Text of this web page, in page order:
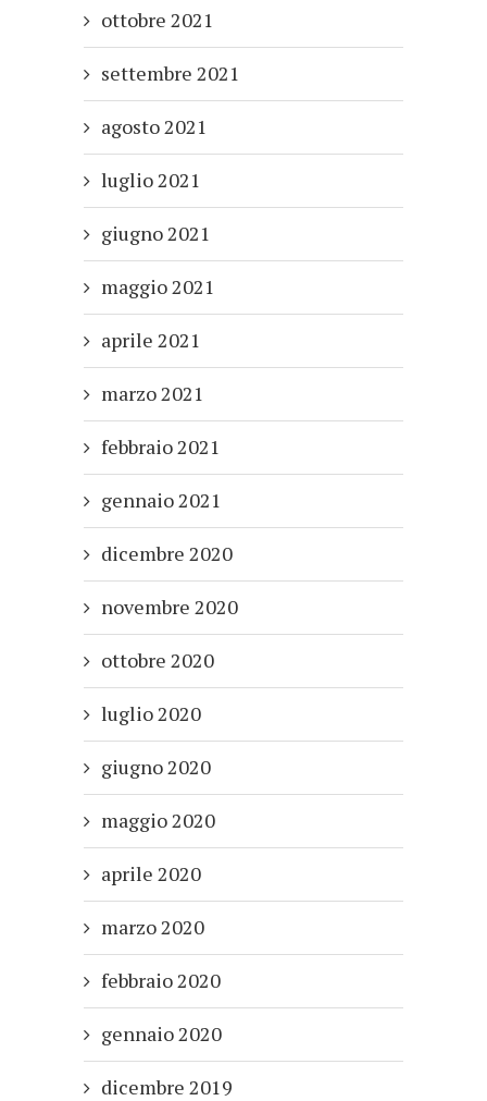
ottobre 2021
settembre 2021
agosto 2021
luglio 2021
giugno 2021
maggio 2021
aprile 2021
marzo 2021
febbraio 2021
gennaio 2021
dicembre 2020
novembre 2020
ottobre 2020
luglio 2020
giugno 2020
maggio 2020
aprile 2020
marzo 2020
febbraio 2020
gennaio 2020
dicembre 2019